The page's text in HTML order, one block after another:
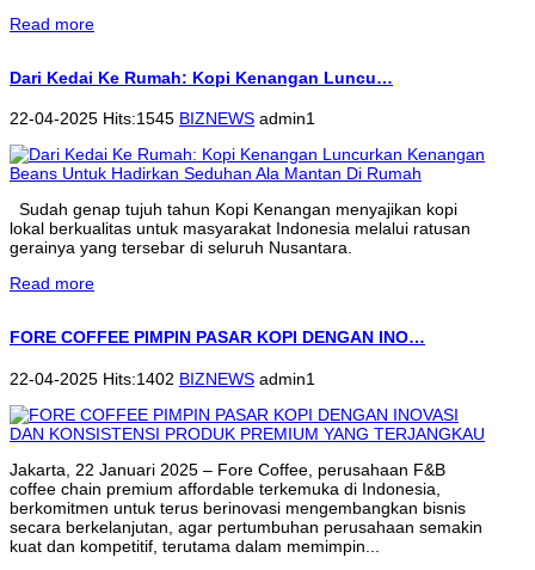
Read more
Dari Kedai Ke Rumah: Kopi Kenangan Luncu…
22-04-2025 Hits:1545 BIZNEWS admin1
Sudah genap tujuh tahun Kopi Kenangan menyajikan kopi
lokal berkualitas untuk masyarakat Indonesia melalui ratusan
gerainya yang tersebar di seluruh Nusantara.
Read more
FORE COFFEE PIMPIN PASAR KOPI DENGAN INO…
22-04-2025 Hits:1402 BIZNEWS admin1
Jakarta, 22 Januari 2025 – Fore Coffee, perusahaan F&B
coffee chain premium affordable terkemuka di Indonesia,
berkomitmen untuk terus berinovasi mengembangkan bisnis
secara berkelanjutan, agar pertumbuhan perusahaan semakin
kuat dan kompetitif, terutama dalam memimpin...